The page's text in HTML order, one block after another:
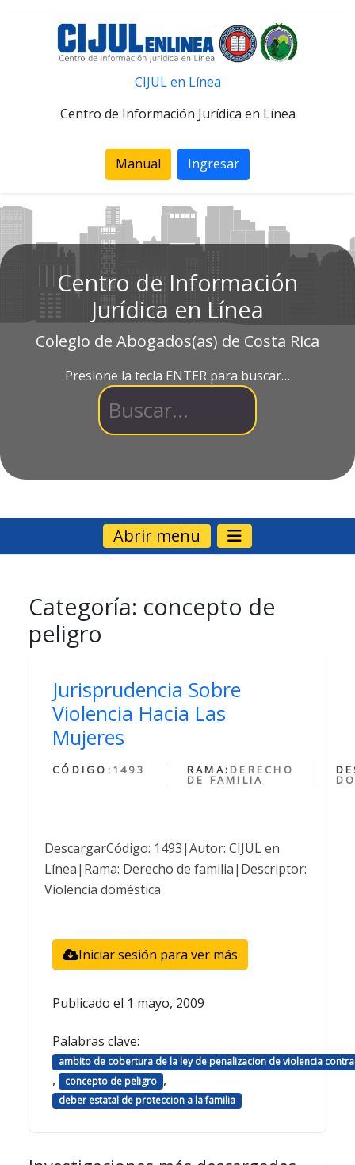
CIJUL en Línea
Centro de Información Jurídica en Línea
Manual Ingresar
Centro de Información
Jurídica en Línea
Colegio de Abogados(as) de Costa Rica
Presione la tecla ENTER para buscar…
Abrir menu
Categoría: concepto de
peligro
Jurisprudencia Sobre
Violencia Hacia Las
Mujeres
CÓDIGO: 1493 RAMA: DERECHO
DE FAMILIA
DescargarCódigo: 1493|Autor: CIJUL en
Línea|Rama: Derecho de familia|Descriptor:
Violencia doméstica
Iniciar sesión para ver más
Publicado el 1 mayo, 2009
Palabras clave:
ambito de cobertura de la ley de penalizacion de violencia
, concepto de peligro ,
deber estatal de proteccion a la familia